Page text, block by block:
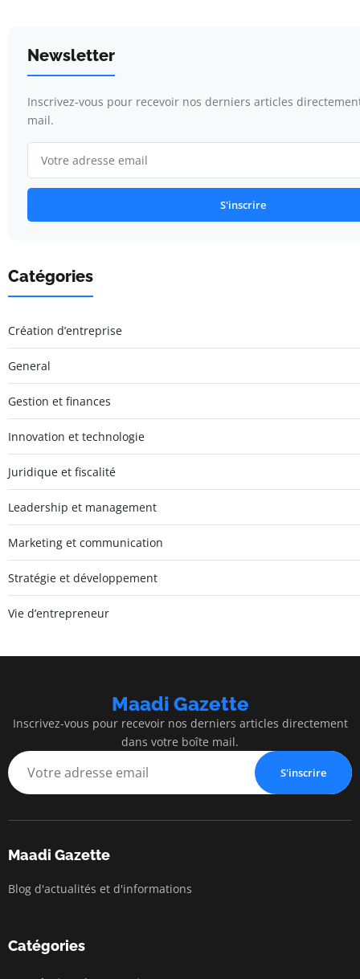
Newsletter
Inscrivez-vous pour recevoir nos derniers articles
mail.
S'inscrire
Catégories
Création d’entreprise
General
Gestion et finances
Innovation et technologie
Juridique et fiscalité
Leadership et management
Marketing et communication
Stratégie et développement
Vie d’entrepreneur
Maadi Gazette
Inscrivez-vous pour recevoir nos derniers articles directement
dans votre boîte mail.
S'inscrire
Maadi Gazette
Blog d'actualités et d'informations
Catégories